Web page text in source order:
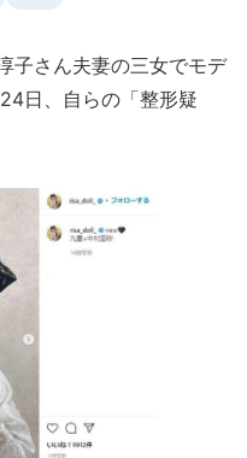
子さん夫妻の三女でモデ
日、自らの「整形疑